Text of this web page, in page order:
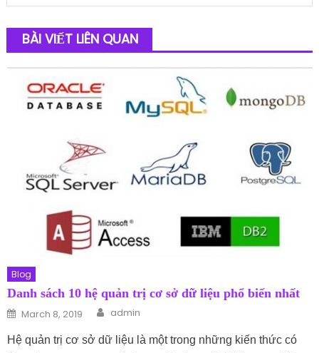
BÀI VIẾT LIÊN QUAN
Blog
Danh sách 10 hệ quản trị cơ sở dữ liệu phổ biến nhất
Posted on
March 8, 2019 Author
admin
Hệ quản trị cơ sở dữ liệu là một trong những kiến thức có